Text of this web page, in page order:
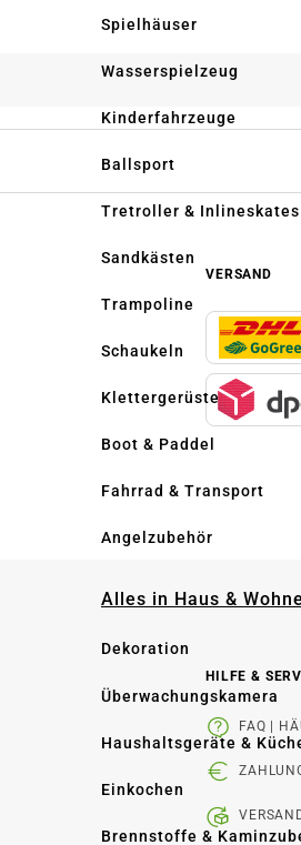
Spielhäuser
Wasserspielzeug
Kinderfahrzeuge
Ballsport
Tretroller & Inlineskates
Sandkästen
Trampoline
Schaukeln
Klettergerüste
Boot & Paddel
Fahrrad & Transport
Angelzubehör
Alles in Haus &
Dekoration
Überwachungskamera
Haushaltsgeräte &
Einkochen
Brennstoffe &
VERSAND
HILFE &
FAQ |